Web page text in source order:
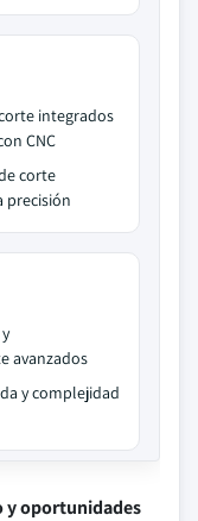
integrados
CNC
corte
precisión
avanzados
y complejidad
y oportunidades